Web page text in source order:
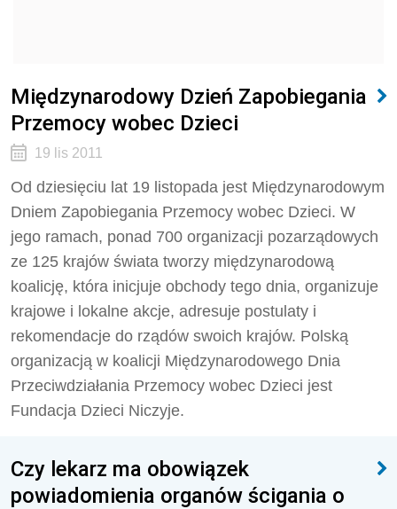
Międzynarodowy Dzień Zapobiegania
Przemocy wobec Dzieci
19 lis 2011
Od dziesięciu lat 19 listopada jest Międzynarodowym
Dniem Zapobiegania Przemocy wobec Dzieci. W
jego ramach, ponad 700 organizacji pozarządowych
ze 125 krajów świata tworzy międzynarodową
koalicję, która inicjuje obchody tego dnia, organizuje
krajowe i lokalne akcje, adresuje postulaty i
rekomendacje do rządów swoich krajów. Polską
organizacją w koalicji Międzynarodowego Dnia
Przeciwdziałania Przemocy wobec Dzieci jest
Fundacja Dzieci Niczyje.
Czy lekarz ma obowiązek
powiadomienia organów ścigania o